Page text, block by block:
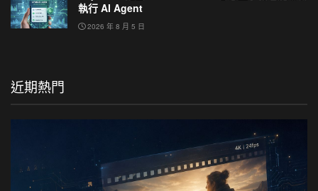
執行 AI Agent
2026 年 8 月 5 日
近期熱門